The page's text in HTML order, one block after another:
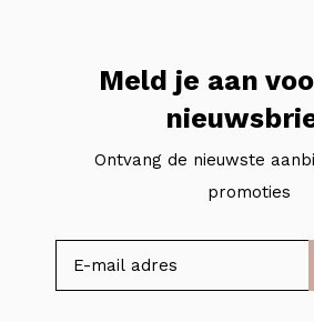
Meld je aan
Ontvang de nieuwste
promoties